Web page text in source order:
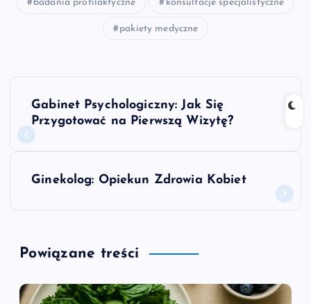
badania profilaktyczne konsultacje specjalistyczne
pakiety medyczne
N
a
a
c
Gabinet Psychologiczny: Jak Się
Przygotować na Pierwszą Wizytę?
Ginekolog: Opiekun Zdrowia Kobiet
Powiązane treści